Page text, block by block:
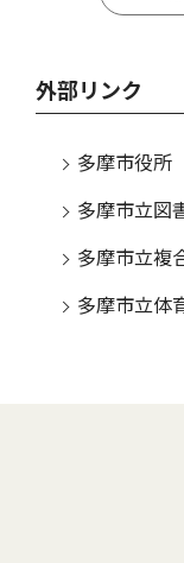
外部リンク
多摩市役所
多摩市立図
多摩市立複
多摩市立体